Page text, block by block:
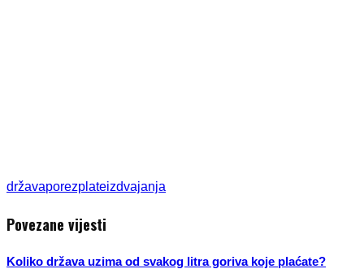
državaporezplateizdvajanja
Povezane vijesti
Koliko država uzima od svakog litra goriva koje plaćate?